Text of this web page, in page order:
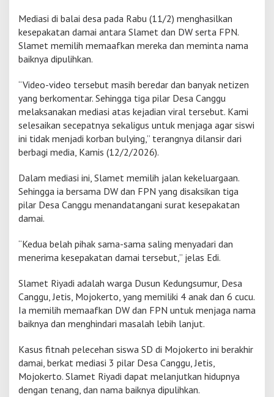
a
i
Mediasi di balai desa pada Rabu (11/2) menghasilkan
kesepakatan damai antara Slamet dan DW serta FPN.
Slamet memilih memaafkan mereka dan meminta nama
baiknya dipulihkan.
“Video-video tersebut masih beredar dan banyak netizen
yang berkomentar. Sehingga tiga pilar Desa Canggu
melaksanakan mediasi atas kejadian viral tersebut. Kami
selesaikan secepatnya sekaligus untuk menjaga agar siswi
ini tidak menjadi korban bulying,” terangnya dilansir dari
berbagi media, Kamis (12/2/2026).
Dalam mediasi ini, Slamet memilih jalan kekeluargaan.
Sehingga ia bersama DW dan FPN yang disaksikan tiga
pilar Desa Canggu menandatangani surat kesepakatan
damai.
“Kedua belah pihak sama-sama saling menyadari dan
menerima kesepakatan damai tersebut,” jelas Edi.
Slamet Riyadi adalah warga Dusun Kedungsumur, Desa
Canggu, Jetis, Mojokerto, yang memiliki 4 anak dan 6 cucu.
Ia memilih memaafkan DW dan FPN untuk menjaga nama
baiknya dan menghindari masalah lebih lanjut.
Kasus fitnah pelecehan siswa SD di Mojokerto ini berakhir
damai, berkat mediasi 3 pilar Desa Canggu, Jetis,
Mojokerto. Slamet Riyadi dapat melanjutkan hidupnya
dengan tenang, dan nama baiknya dipulihkan.